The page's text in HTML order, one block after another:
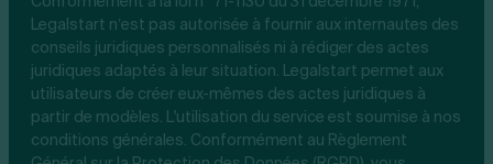
Legalstart n’est pas autorisée à fournir aux internautes des
conseils juridiques personnalisés ni à rédiger des actes
juridiques adaptés à leur situation. Legalstart permet aux
utilisateurs de créer eux-mêmes des actes juridiques à
partir de modèles. L'utilisation du service est soumise à nos
conditions générales. Conformément au Règlement